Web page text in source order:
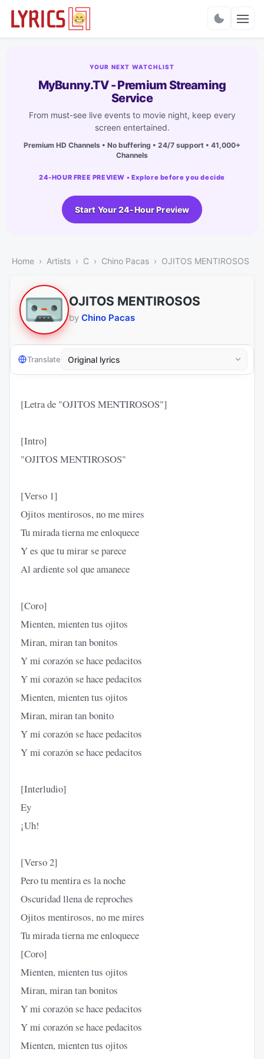
YOUR NEXT WATCHLIST
MyBunny.TV - Premium Streaming
Service
From must-see live events to movie night, keep every
screen entertained.
Premium HD Channels • No buffering • 24/7 support • 41,000+
Channels
24-HOUR FREE PREVIEW • Explore before you decide
Start Your 24-Hour Preview
Home Artists C Chino Pacas OJITOS MENTIROSOS
OJITOS MENTIROSOS
by Chino Pacas
Translate
[Letra de "OJITOS MENTIROSOS"]
[Intro]
"OJITOS MENTIROSOS"
[Verso 1]
Ojitos mentirosos, no me mires
Tu mirada tierna me enloquece
Y es que tu mirar se parece
Al ardiente sol que amanece
[Coro]
Mienten, mienten tus ojitos
Miran, miran tan bonitos
Y mi corazón se hace pedacitos
Y mi corazón se hace pedacitos
Mienten, mienten tus ojitos
Miran, miran tan bonito
Y mi corazón se hace pedacitos
Y mi corazón se hace pedacitos
[Interludio]
Ey
¡Uh!
[Verso 2]
Pero tu mentira es la noche
Oscuridad llena de reproches
Ojitos mentirosos, no me mires
Tu mirada tierna me enloquece
[Coro]
Mienten, mienten tus ojitos
Miran, miran tan bonitos
Y mi corazón se hace pedacitos
Y mi corazón se hace pedacitos
Mienten, mienten tus ojitos